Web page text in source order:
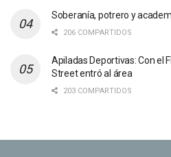
Soberanía, potrero y
206 COMPARTIDOS
Apiladas Deportivas: Con el
Street entró al área
203 COMPARTIDOS